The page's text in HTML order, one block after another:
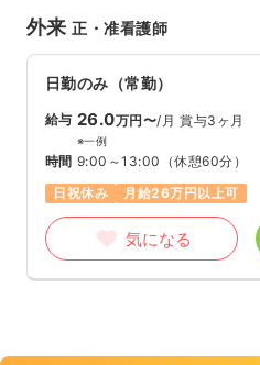
外来正・准看護師
日勤のみ（常勤）
給与 26.0万円〜/月 賞与3ヶ月
※一例
時間 9:00～13:00 （休憩60分）
日祝休み
月給26万円以上可
気になる